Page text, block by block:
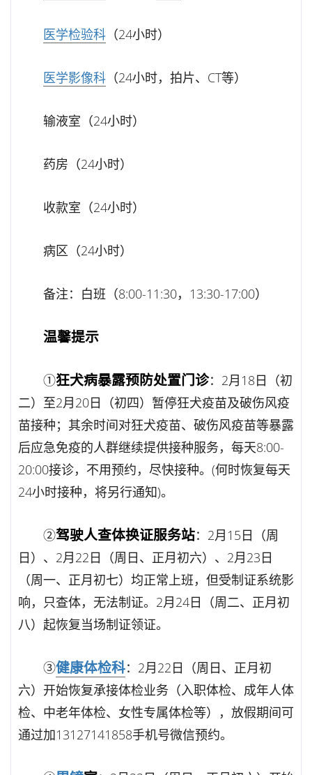
医学检验科 （24小时）
医学影像科 （24小时，拍片、CT等）
输液室（24小时）
药房（24小时）
收款室（24小时）
病区（24小时）
备注：白班（8:00-11:30，13:30-17:00）
温馨提示
①狂犬病暴露预防处置门诊：2月18日（初
二）至2月20日（初四）暂停狂犬疫苗及破伤风疫
苗接种；其余时间对狂犬疫苗、破伤风疫苗等暴露
后应急免疫的人群继续提供接种服务，每天8:00-
20:00接诊，不用预约，尽快接种。(何时恢复每天
24小时接种，将另行通知)。
②驾驶人查体换证服务站：2月15日（周
日）、2月22日（周日、正月初六）、2月23日
（周一、正月初七）均正常上班，但受制证系统影
响，只查体，无法制证。2月24日（周二、正月初
八）起恢复当场制证领证。
③健康体检科：2月22日（周日、正月初
六）开始恢复承接体检业务（入职体检、成年人体
检、中老年体检、女性专属体检等），放假期间可
通过加13127141858手机号微信预约。